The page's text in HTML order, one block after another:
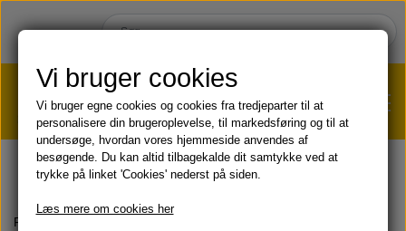
HJEM
VÆGTTAB?KLIK HER!
Forside
Vi bruger cookies
Vi bruger egne cookies og cookies fra tredjeparter til at
personalisere din brugeroplevelse, til markedsføring og til at
undersøge, hvordan vores hjemmeside anvendes af
besøgende. Du kan altid tilbagekalde dit samtykke ved at
trykke på linket 'Cookies' nederst på siden.
Læs mere om cookies her